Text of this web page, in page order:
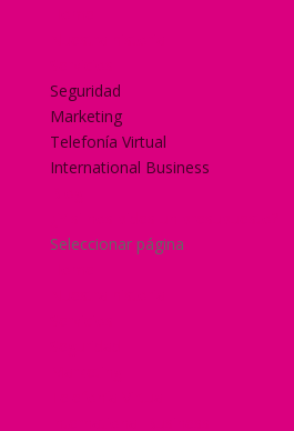
Seguridad
Marketing
Telefonía Virtual
International Business
Seleccionar página